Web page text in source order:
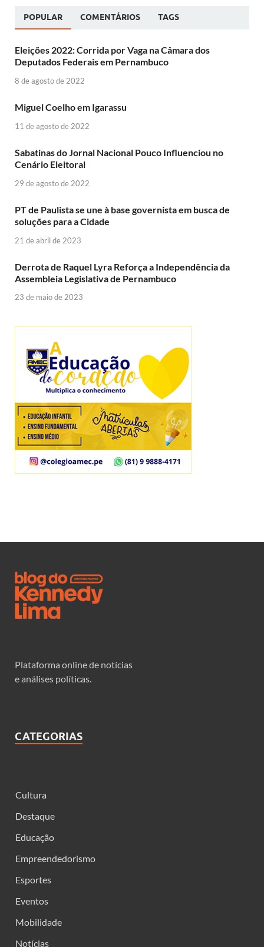
POPULAR COMENTÁRIOS TAGS
Eleições 2022: Corrida por Vaga na Câmara dos
Deputados Federais em Pernambuco
8 de agosto de 2022
Miguel Coelho em Igarassu
11 de agosto de 2022
Sabatinas do Jornal Nacional Pouco Influenciou no
Cenário Eleitoral
29 de agosto de 2022
PT de Paulista se une à base governista em busca de
soluções para a Cidade
21 de abril de 2023
Derrota de Raquel Lyra Reforça a Independência da
Assembleia Legislativa de Pernambuco
23 de maio de 2023
Plataforma online de notícias
e análises políticas.
CATEGORIAS
Cultura
Destaque
Educação
Empreendedorismo
Esportes
Eventos
Mobilidade
Notícias